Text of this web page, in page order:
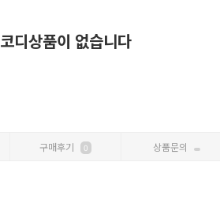
코디상품이 없습니다
구매후기 0 상품문의